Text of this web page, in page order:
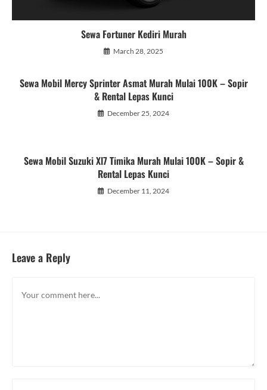
Sewa Fortuner Kediri Murah
March 28, 2025
Sewa Mobil Mercy Sprinter Asmat Murah Mulai 100K – Sopir
& Rental Lepas Kunci
December 25, 2024
Sewa Mobil Suzuki Xl7 Timika Murah Mulai 100K – Sopir &
Rental Lepas Kunci
December 11, 2024
Leave a Reply